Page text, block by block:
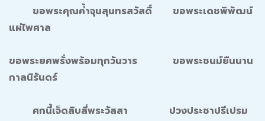
ขอพระคุณค้ำจุนสุนทรสวัสดิ์ ขอพระเดชพิพัฒน์
แผ่ไพศาล
ขอพระยศพรั่งพร้อมทุกวันวาร ขอพระชนม์ยืนนาน
กาลนิรันดร์
ศกนี้เจ็ดสิบสี่พระวัสสา ปวงประชาปรีเปรม